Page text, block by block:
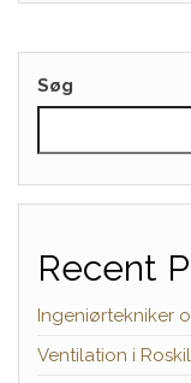
Søg
Recent
Ingeniørtekniker
Ventilation i